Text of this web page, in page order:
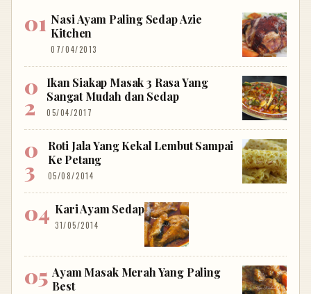
Nasi Ayam Paling Sedap Azie
Kitchen
07/04/2013
Ikan Siakap Masak 3 Rasa Yang
Sangat Mudah dan Sedap
05/04/2017
Roti Jala Yang Kekal Lembut Sampai
Ke Petang
05/08/2014
Kari Ayam Sedap
31/05/2014
Ayam Masak Merah Yang Paling
Best